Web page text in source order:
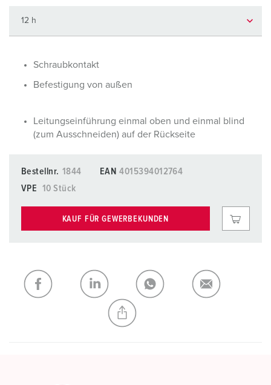
Schraubkontakt
Befestigung von außen
Leitungseinführung einmal oben und einmal blind
(zum Ausschneiden) auf der Rückseite
Bestellnr. 1844 EAN 4015394012764
VPE
10 Stück
KAUF FÜR GEWERBEKUNDEN